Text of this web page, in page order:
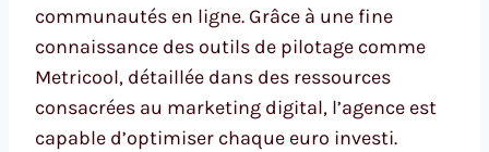
communautés en ligne. Grâce à une fine
connaissance des outils de pilotage comme
Metricool, détaillée dans des ressources
consacrées au marketing digital, l’agence est
capable d’optimiser chaque euro investi.